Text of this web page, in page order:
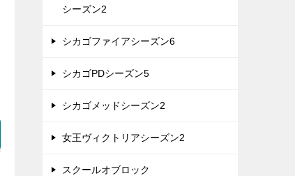
シーズン2
シカゴファイアシーズン6
シカゴPDシーズン5
シカゴメッドシーズン2
女王ヴィクトリアシーズン2
スクールオブロック